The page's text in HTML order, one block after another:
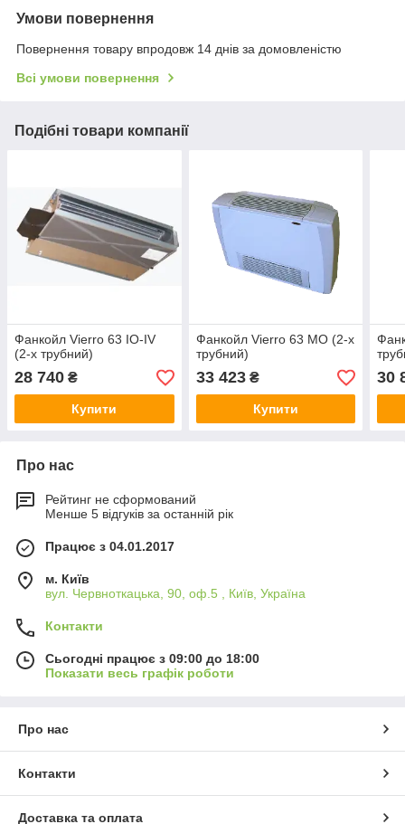
Умови повернення
Повернення товару впродовж 14 днів за домовленістю
Всі умови повернення
Подібні товари компанії
Фанкойл Vierro 63 IO-IV
(2-х трубний)
28 740 ₴
Купити
Фанкойл Vierro 63 MO (2-х
трубний)
33 423₴
Купити
30
Про нас
Рейтинг не сформований
Менше 5 відгуків за останній рік
Працює з 04.01.2017
м. Київ
вул. Червноткацька, 90, оф.5 , Київ, Україна
Контакти
Сьогодні працює з 09:00 до 18:00
Показати весь графік роботи
Про нас
Контакти
Доставка та оплата